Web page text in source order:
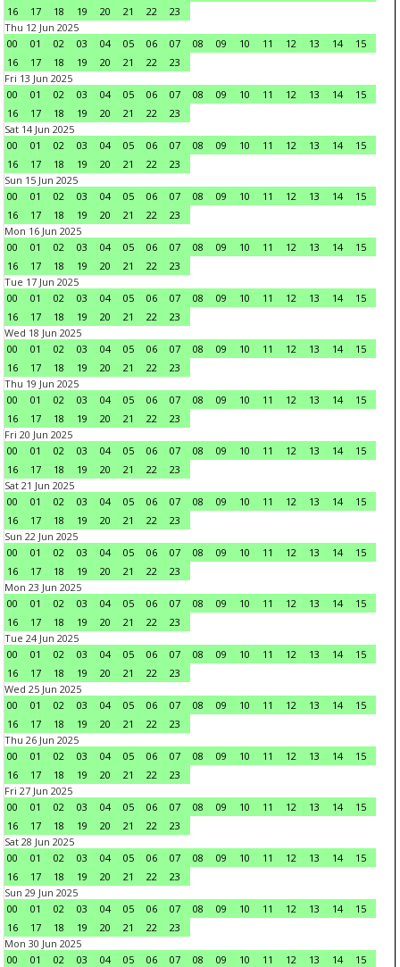
16
17 18 19 20 21 22
23
Thu 12 Jun 2025
00
01 02 03 04 05 06 07 08 09 10 11 12 13 14
15
16
17 18 19 20 21 22
23
Fri 13 Jun 2025
00
01 02 03 04 05 06 07 08 09 10 11 12 13 14
15
16
17 18 19 20 21 22
23
Sat 14 Jun 2025
00
01 02 03 04 05 06 07 08 09 10 11 12 13 14
15
16
17 18 19 20 21 22
23
Sun 15 Jun 2025
00
01 02 03 04 05 06 07 08 09 10 11 12 13 14
15
16
17 18 19 20 21 22
23
Mon 16 Jun 2025
00
01 02 03 04 05 06 07 08 09 10 11 12 13 14
15
16
17 18 19 20 21 22
23
Tue 17 Jun 2025
00
01 02 03 04 05 06 07 08 09 10 11 12 13 14
15
16
17 18 19 20 21 22
23
Wed 18 Jun 2025
00
01 02 03 04 05 06 07 08 09 10 11 12 13 14
15
16
17 18 19 20 21 22
23
Thu 19 Jun 2025
00
01 02 03 04 05 06 07 08 09 10 11 12 13 14
15
16
17 18 19 20 21 22
23
Fri 20 Jun 2025
00
01 02 03 04 05 06 07 08 09 10 11 12 13 14
15
16
17 18 19 20 21 22
23
Sat 21 Jun 2025
00
01 02 03 04 05 06 07 08 09 10 11 12 13 14
15
16
17 18 19 20 21 22
23
Sun 22 Jun 2025
00
01 02 03 04 05 06 07 08 09 10 11 12 13 14
15
16
17 18 19 20 21 22
23
Mon 23 Jun 2025
00
01 02 03 04 05 06 07 08 09 10 11 12 13 14
15
16
17 18 19 20 21 22
23
Tue 24 Jun 2025
00
01 02 03 04 05 06 07 08 09 10 11 12 13 14
15
16
17 18 19 20 21 22
23
Wed 25 Jun 2025
00
01 02 03 04 05 06 07 08 09 10 11 12 13 14
15
16
17 18 19 20 21 22
23
Thu 26 Jun 2025
00
01 02 03 04 05 06 07 08 09 10 11 12 13 14
15
16
17 18 19 20 21 22
23
Fri 27 Jun 2025
00
01 02 03 04 05 06 07 08 09 10 11 12 13 14
15
16
17 18 19 20 21 22
23
Sat 28 Jun 2025
00
01 02 03 04 05 06 07 08 09 10 11 12 13 14
15
16
17 18 19 20 21 22
23
Sun 29 Jun 2025
00
01 02 03 04 05 06 07 08 09 10 11 12 13 14
15
16
17 18 19 20 21 22
23
Mon 30 Jun 2025
00
01 02 03 04 05 06 07 08 09 10 11 12 13 14 15